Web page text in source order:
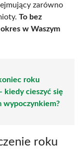
zarówno
To bez
w Waszym
roku
kiedy cieszyć się
wypoczynkiem?
roku